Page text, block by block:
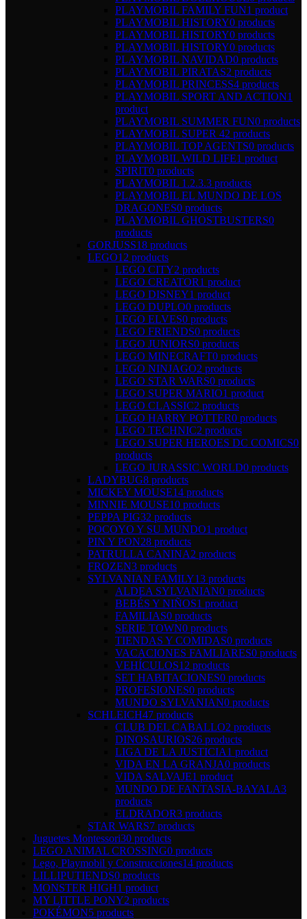
PLAYMOBIL FAMILY FUN1 product
PLAYMOBIL HISTORY0 products
PLAYMOBIL HISTORY0 products
PLAYMOBIL HISTORY0 products
PLAYMOBIL NAVIDAD0 products
PLAYMOBIL PIRATAS2 products
PLAYMOBIL PRINCESS4 products
PLAYMOBIL SPORT AND ACTION1
product
PLAYMOBIL SUMMER FUN0 products
PLAYMOBIL SUPER 42 products
PLAYMOBIL TOP AGENTS0 products
PLAYMOBIL WILD LIFE1 product
SPIRIT0 products
PLAYMOBIL 1.2.3.3 products
PLAYMOBIL EL MUNDO DE LOS
DRAGONES0 products
PLAYMOBIL GHOSTBUSTERS0
products
GORJUSS18 products
LEGO12 products
LEGO CITY2 products
LEGO CREATOR1 product
LEGO DISNEY1 product
LEGO DUPLO0 products
LEGO ELVES0 products
LEGO FRIENDS0 products
LEGO JUNIORS0 products
LEGO MINECRAFT0 products
LEGO NINJAGO2 products
LEGO STAR WARS0 products
LEGO SUPER MARIO1 product
LEGO CLASSIC2 products
LEGO HARRY POTTER0 products
LEGO TECHNIC2 products
LEGO SUPER HEROES DC COMICS0
products
LEGO JURASSIC WORLD0 products
LADYBUG8 products
MICKEY MOUSE14 products
MINNIE MOUSE10 products
PEPPA PIG32 products
POCOYO Y SU MUNDO1 product
PIN Y PON28 products
PATRULLA CANINA2 products
FROZEN3 products
SYLVANIAN FAMILY13 products
ALDEA SYLVANIAN0 products
BEBÉS Y NIÑOS1 product
FAMILIAS0 products
SERIE TOWN0 products
TIENDAS Y COMIDAS0 products
VACACIONES FAMLIARES0 products
VEHÍCULOS12 products
SET HABITACIONES0 products
PROFESIONES0 products
MUNDO SYLVANIAN0 products
SCHLEICH47 products
CLUB DEL CABALLO2 products
DINOSAURIOS26 products
LIGA DE LA JUSTICIA1 product
VIDA EN LA GRANJA0 products
VIDA SALVAJE1 product
MUNDO DE FANTASIA-BAYALA3
products
ELDRADOR3 products
STAR WARS7 products
Juguetes Montessori30 products
LEGO ANIMAL CROSSING0 products
Lego, Playmobil y Construcciones14 products
LILLIPUTIENDS0 products
MONSTER HIGH1 product
MY LITTLE PONY2 products
POKÉMON5 products